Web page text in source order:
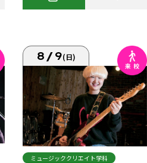
8/9(日)
ミュージッククリエイト学科